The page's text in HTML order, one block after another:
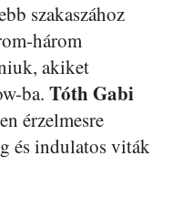
szakaszához
három
akiket
ba. Tóth Gabi
érzelmesre
és indulatos viták